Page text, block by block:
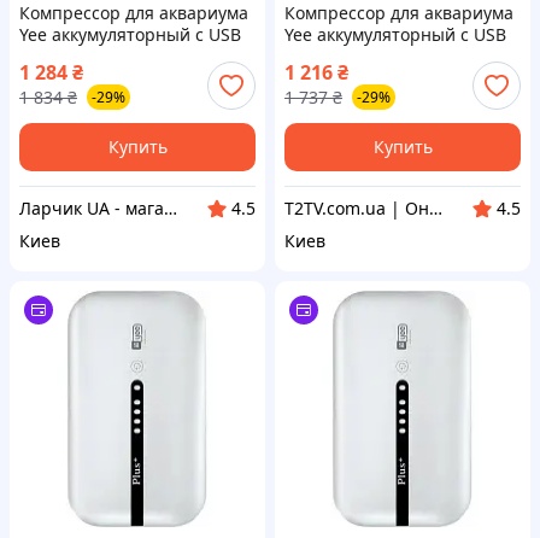
Компрессор для аквариума
Yee аккумуляторный с USB
(6922192995886)
1 284₴
1 834 ₴ -29%
Купить
Ларчик UA - магазин трендовых товаров
4.5
Киев
Компрессор для аквариума
Yee аккумуляторный с USB
(6922192995886)
1 216₴
1 737 ₴ -29%
Купить
T2TV.com.ua | Онлайн Гипермаркет
4.5
Киев